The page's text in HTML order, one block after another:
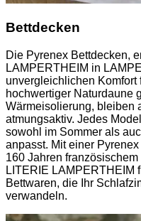
Bettdecken
Die Pyrenex Bettdecken,
LAMPERTHEIM in
unvergleichlichen Komfort
hochwertiger Naturdaune
Wärmeisolierung, bleiben
atmungsaktiv. Jedes
sowohl im Sommer als
anpasst. Mit einer
160 Jahren
LITERIE LAMPERTHEIM
Bettwaren, die Ihr
verwandeln.